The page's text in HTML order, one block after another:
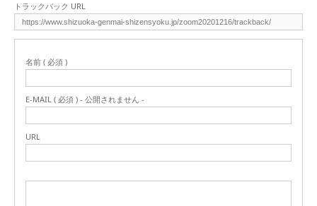
トラックバック URL
名前 ( 必須 )
E-MAIL ( 必須 ) - 公開されません -
URL